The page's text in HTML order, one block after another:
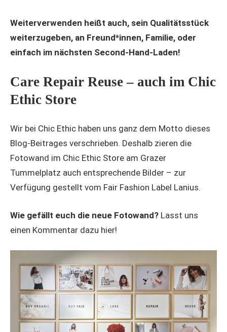
Weiterverwenden heißt auch, sein Qualitätsstück
weiterzugeben, an Freund*innen, Familie, oder
einfach im nächsten Second-Hand-Laden!
Care Repair Reuse – auch im Chic
Ethic Store
Wir bei Chic Ethic haben uns ganz dem Motto dieses
Blog-Beitrages verschrieben. Deshalb zieren die
Fotowand im Chic Ethic Store am Grazer
Tummelplatz auch entsprechende Bilder – zur
Verfügung gestellt vom Fair Fashion Label Lanius.
Wie gefällt euch die neue Fotowand? Lasst uns
einen Kommentar dazu hier!